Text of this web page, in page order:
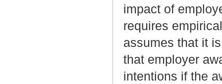
impact of
requires
assumes that it
that employer
intentions if the